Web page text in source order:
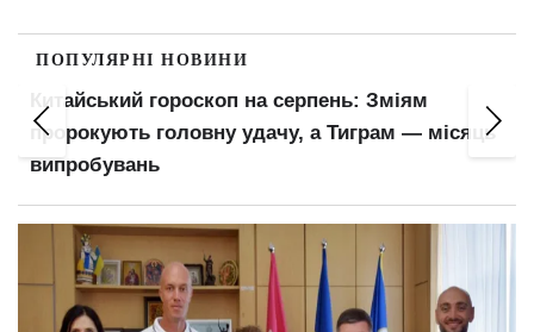
ПОПУЛЯРНІ НОВИНИ
Китайський гороскоп на серпень: Зміям
пророкують головну удачу, а Тиграм — місяць
випробувань